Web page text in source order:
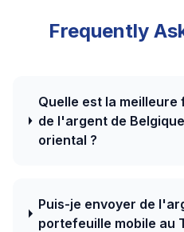
Frequently
Quelle est la
de l'argent de
oriental ?
Puis-je envoyer de
portefeuille mobile au